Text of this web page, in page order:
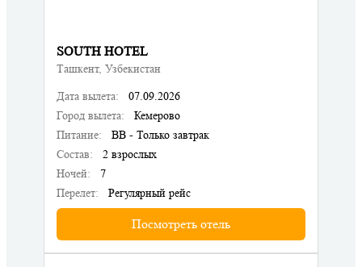
SOUTH HOTEL
Ташкент, Узбекистан
Дата вылета:
07.09.2026
Город вылета:
Кемерово
Питание:
BB - Только завтрак
Состав:
2 взрослых
Ночей:
7
Перелет:
Регулярный рейс
Посмотреть отель